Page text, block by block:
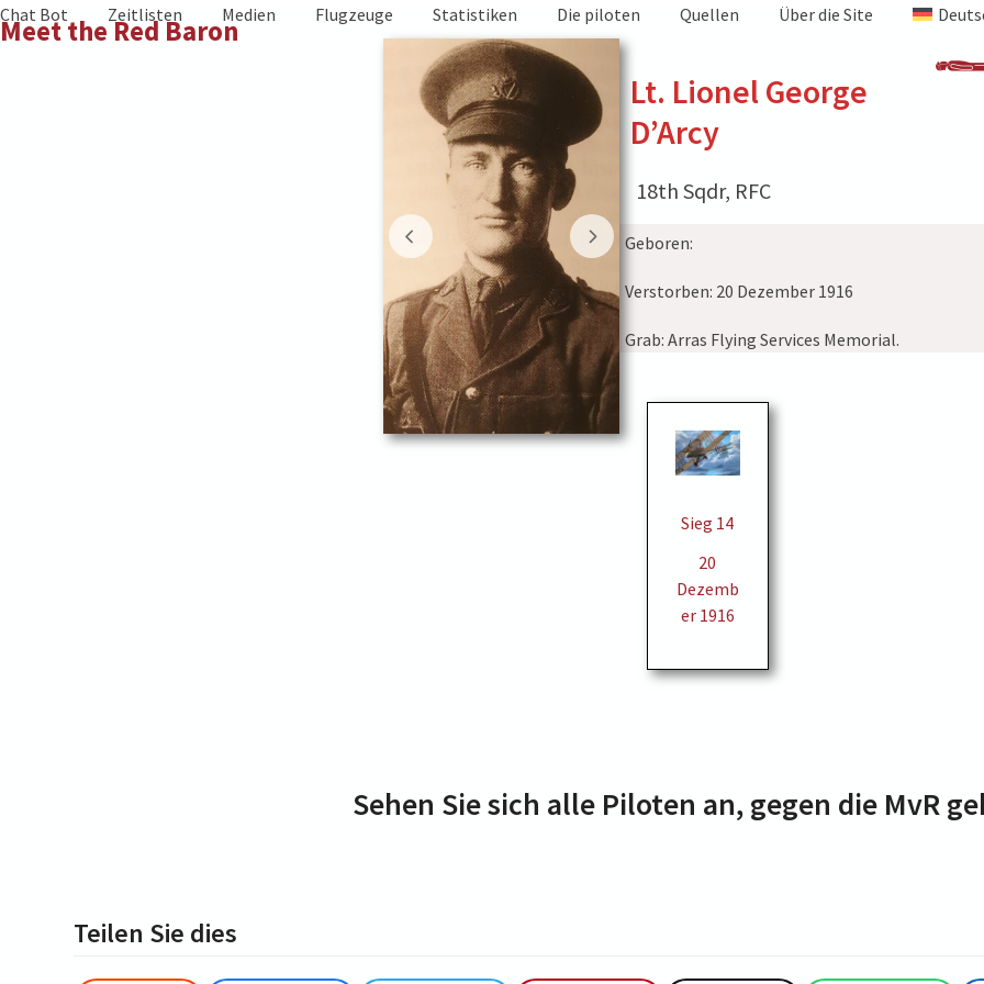
Skip
to
Meet the Red Baron
Chat Bot Zeitlisten Medien Flugzeuge Statistiken Die piloten Quellen Über die Site
Lt. Lionel George
D’Arcy
18th Sqdr, RFC
Geboren:
Verstorben: 20 Dezember 1916
Grab:Arras Flying Services Memorial.
Sieg 14
20
Dezemb
er 1916
Sehen Sie sich alle Piloten an, gegen die MvR
Teilen Sie dies